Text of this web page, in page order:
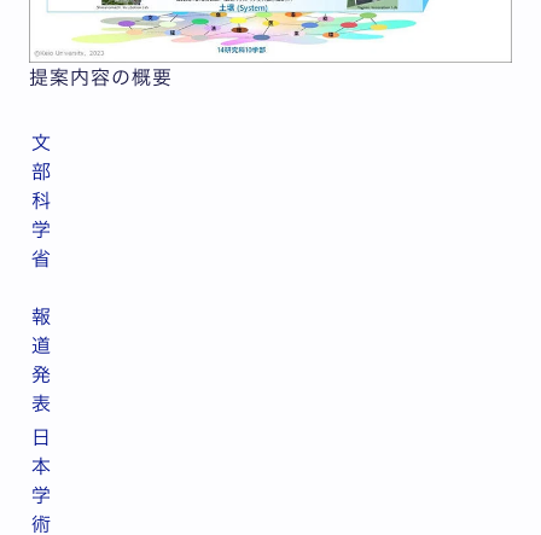
提案内容の概要
文
部
科
学
省
報
道
発
表
日
本
学
術